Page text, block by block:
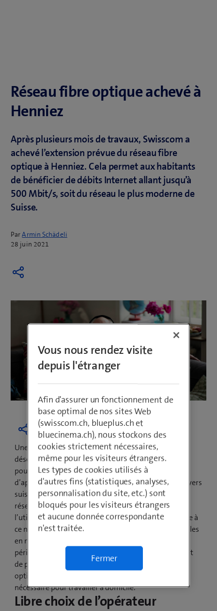
Réseau fibre optique achevé à
Henniez
Après plusieurs mois de travaux, Swisscom a
achevé l’extension prévue du réseau fibre
optique à Henniez. Cela permet aux habitants
de bénéficier de débits Internet allant jusqu’à
500 Mbit/s, soit du réseau le plus moderne de
Suisse.
ParArmin Schädeli
28 juin 2021
Une grande partie de la population de Henniez surfe
désormais sur l’Internet ultrarapide à des débits
pouvant aller jusqu’à 500 Mbit/s. De plus en plus
d’applications sont connectées à Internet dans les foyers
suisses: télévision UHD, visiophonie ou travail sur le
réseau d’entreprise depuis le domicile. C’est surtout
l’utilisation simultanée qui sollicite le réseau. Or, grâce à
ce nouveau débit, toutes ces applications sont possibles
en même temps sans le moindre problème. Dans la
période actuelle en particulier, où le télétravail devient
de plus en plus courant, l’extension du réseau à fibre
optique par Swisscom vient soutenir l’infrastructure
nécessaire pour travailler à domicile.
Libre choix de l’opérateur
Vous nous rendez visite
depuis l'étranger
Afin d'assurer un fonctionnement de
base optimal de nos sites Web
(swisscom.ch, blueplus.ch et
bluecinema.ch), nous stockons des
cookies strictement nécessaires,
même pour les visiteurs étrangers.
Les types de cookies utilisés à
d'autres fins (statistiques, analyses,
personnalisation du site, etc.) sont
bloqués pour les visiteurs étrangers
et aucune donnée correspondante
n'est traitée.
Fermer